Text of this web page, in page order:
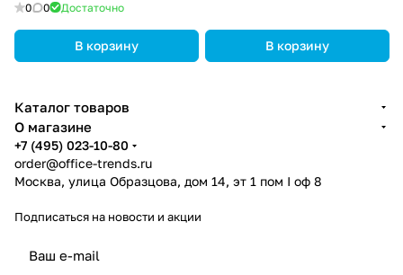
0 0 Достаточно
В корзину В корзину
Каталог товаров
О магазине
+7 (495) 023-10-80
order@office-trends.ru
Москва, улица Образцова, дом 14, эт 1 пом I оф 8
Подписаться на новости и акции